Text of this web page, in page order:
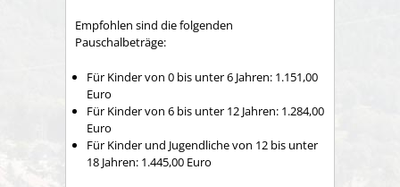
Empfohlen sind die folgenden
Pauschalbeträge:
Für Kinder von 0 bis unter 6 Jahren: 1.151,00
Euro
Für Kinder von 6 bis unter 12 Jahren: 1.284,00
Euro
Für Kinder und Jugendliche von 12 bis unter
18 Jahren: 1.445,00 Euro